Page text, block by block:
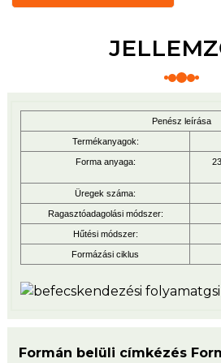
Penész leírása
Termékanyagok:
Forma anyaga:
Üregek száma:
Ragasztóadagolási módszer:
Hűtési módszer:
Formázási ciklus
Formán belüli címkézés